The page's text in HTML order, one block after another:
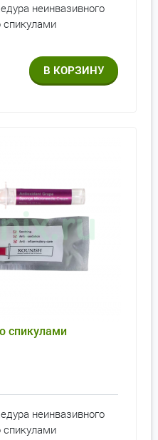
неинвазивного
спикулами
неинвазивного